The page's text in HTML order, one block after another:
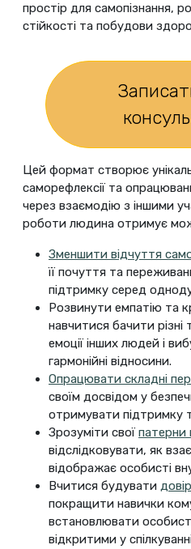
простір для самопізнання,
стійкості та побудови
Цей формат створює
саморефлексії та
через взаємодію з іншими
роботи людина отримує
Зменшити відчуття
її почуття та
підтримку серед
Розвинути емпатію та
навчитися бачити різні
емоції інших людей і
гармонійні відносини.
Опрацювати складні
своїм досвідом у
отримувати підтримку
Зрозуміти свої патерни
відслідковувати, як
відображає особисті
Вчитися будувати
покращити навички
встановлювати
відкритими у